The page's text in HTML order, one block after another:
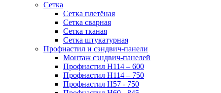
Сетка
Сетка плетёная
Сетка сварная
Сетка тканая
Сетка штукатурная
Профнастил и сэндвич-панели
Монтаж сэндвич-панелей
Профнастил Н114 – 600
Профнастил Н114 – 750
Профнастил Н57 - 750